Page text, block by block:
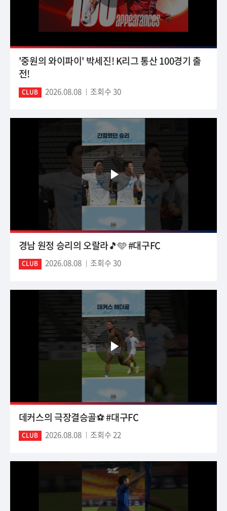
'중원의 와이파이' 박세진! K리그 통산 100경기 출
전!
CLUB 2026.08.08 조회수 30
경남 원정 승리의 오랄라🎵🩵 #대구FC
CLUB 2026.08.08 조회수 30
데커스의 극장결승골⚽️ #대구FC
CLUB 2026.08.08 조회수 22